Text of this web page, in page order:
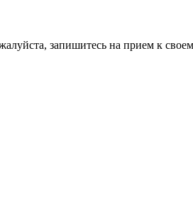
запишитесь на прием к